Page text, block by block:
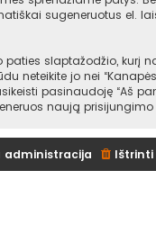
sugeneruotus el.
slaptažodžio, kurį
neteikite jo nei
pasinaudoję “Aš
naują
Ištrinti
administracija